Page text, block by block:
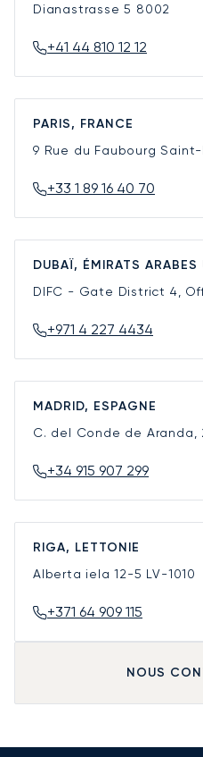
Dianastrasse 5 8002
+41 44 810 12 12
PARIS, FRANCE
9 Rue du Faubourg
+33 1 89 16 40 70
DUBAÏ, ÉMIRATS ARABES
DIFC - Gate District 4,
+971 4 227 4434
MADRID, ESPAGNE
C. del Conde de Aranda,
+34 915 907 299
RIGA, LETTONIE
Alberta iela 12-5 LV-1010
+371 64 909 115
NOUS